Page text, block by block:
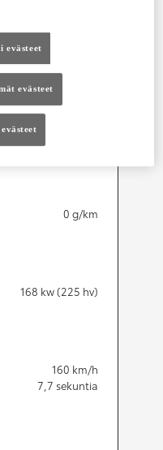
0 g/km
168 kw (225 hv)
160 km/h
7,7 sekuntia
evästeet
evästeet